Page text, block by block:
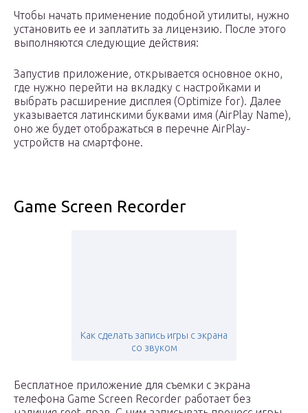
Чтобы начать применение подобной утилиты, нужно
установить ее и заплатить за лицензию. После этого
выполняются следующие действия:
Запустив приложение, открывается основное окно,
где нужно перейти на вкладку с настройками и
выбрать расширение дисплея (Optimize for). Далее
указывается латинскими буквами имя (AirPlay Name),
оно же будет отображаться в перечне AirPlay-
устройств на смартфоне.
Game Screen Recorder
Как сделать запись игры с экрана
со звуком
Бесплатное приложение для съемки с экрана
телефона Game Screen Recorder работает без